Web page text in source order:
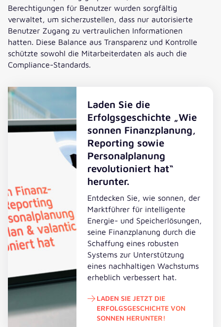
Berechtigungen für Benutzer wurden sorgfältig
verwaltet, um sicherzustellen, dass nur autorisierte
Benutzer Zugang zu vertraulichen Informationen
hatten. Diese Balance aus Transparenz und Kontrolle
schützte sowohl die Mitarbeiterdaten als auch die
Compliance-Standards.
Laden Sie die
Erfolgsgeschichte „Wie
sonnen Finanzplanung,
Reporting sowie
Personalplanung
revolutioniert hat“
herunter.
Entdecken Sie, wie sonnen, der
Marktführer für intelligente
Energie- und Speicherlösungen,
seine Finanzplanung durch die
Schaffung eines robusten
Systems zur Unterstützung
eines nachhaltigen Wachstums
erheblich verbessert hat.
LADEN SIE JETZT DIE
ERFOLGSGESCHICHTE VON
SONNEN HERUNTER!